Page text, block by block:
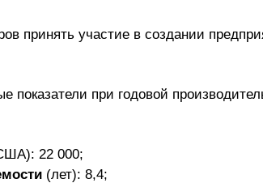
принять участие в создании
показатели при годовой
22 000;
(лет): 8,4;